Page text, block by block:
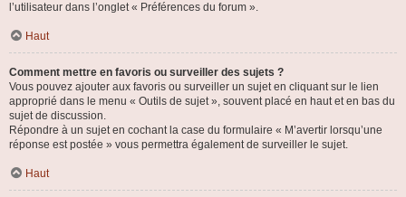
l’utilisateur dans l’onglet « Préférences du forum ».
Haut
Comment mettre en favoris ou surveiller des sujets ?
Vous pouvez ajouter aux favoris ou surveiller un sujet en cliquant sur le lien
approprié dans le menu « Outils de sujet », souvent placé en haut et en bas du
sujet de discussion.
Répondre à un sujet en cochant la case du formulaire « M’avertir lorsqu’une
réponse est postée » vous permettra également de surveiller le sujet.
Haut